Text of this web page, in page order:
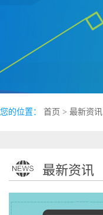
您的位置： 首页 > 最新资讯
最新资讯